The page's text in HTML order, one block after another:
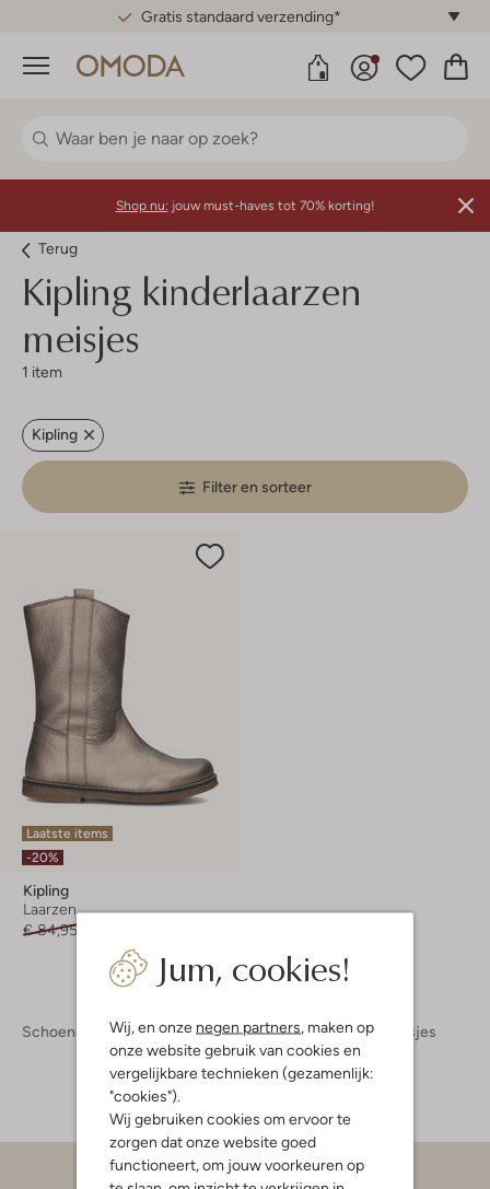
Gratis standaard verzending*
Menu
Jum, cookies!
Wij, en onze negen partners, maken op
onze website gebruik van cookies en
vergelijkbare technieken (gezamenlijk:
"cookies").
Wij gebruiken cookies om ervoor te
zorgen dat onze website goed
functioneert, om jouw voorkeuren op
Shop nu: jouw must-haves tot 70% korting!
Terug
Kipling kinderlaarzen
meisjes
1 item
Kipling
Filter en sorteer
Laatste items
-20%
Kipling
Laarzen
€ 84,95
Schoenen Kinderschoenen Meisjes Laarzen Meisjes